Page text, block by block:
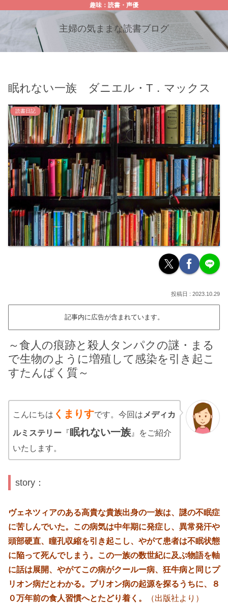
趣味：読書・声優
主婦の気ままな読書ブログ
眠れない一族 ダニエル・T．マックス
読書日記
2023.10.29
記事内に広告が含まれています。
～食人の痕跡と殺人タンパクの謎・まる
で生物のように増殖して感染を引き起こ
すたんぱく質～
こんにちは くまりすです。今回は メディカ
ルミステリー 『眠れない一族 』をご紹介
いたします。
story：
ヴェネツィアのある高貴な貴族出身の一族は、謎の不眠症
に苦しんでいた。この病気は中年期に発症し、異常発汗や
頭部硬直、瞳孔収縮を引き起こし、やがて患者は不眠状態
に陥って死んでしまう。この一族の数世紀に及ぶ物語を軸
に話は展開、やがてこの病がクールー病、狂牛病と同じプ
リオン病だとわかる。プリオン病の起源を探るうちに、８
０万年前の食人習慣へとたどり着く。
（出版社より）